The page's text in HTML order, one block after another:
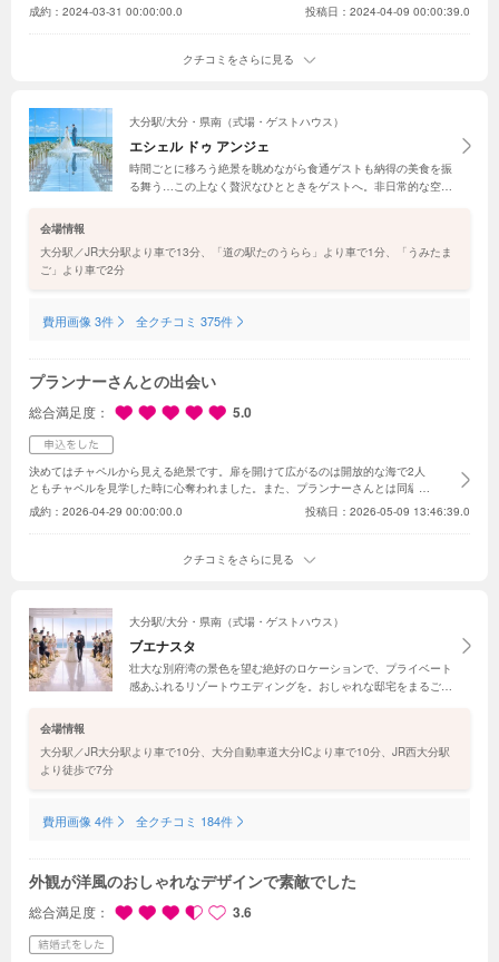
数で設定し、後から増やす方式のほうがいいと思いました。あたたかいアットホ
ームな式をあげたい方には規模感も丁度いいと思うのでおすすめです！
成約： 2024-03-31 00:00:00.0 投稿日：2024-04-09 00:00:39.0
クチコミをさらに見る
大分駅/大分・県南（式場・ゲストハウス）
エシェル ドゥ アンジェ
時間ごとに移ろう絶景を眺めながら食通ゲストも納得の美食を振
る舞う…この上なく贅沢なひとときをゲストへ。非日常的な空間
会場情報
大分駅／JR大分駅より車で13分、「道の駅たのうらら」より車で1分、「うみたま
ご」より車で2分
費用画像 3件 全クチコミ 375件
プランナーさんとの出会い
総合満足度 5.0
決めてはチャペルから見える絶景です。 扉を開けて広がるのは開放的な海で2人
ともチャペルを見学した時に心奪われました。
また、プランナーさんとは同級生
という繋がりもあり、お話していくうちにこの方と結婚式を挙げたいと思うよう
になりました！
やはり会場も大事ですが、プランナーさんと創り上げていく結婚
式だと思っていますので、この出会いは運命だと思い今回この結婚式場で結婚式
元々、12月ごろに結婚式を挙げる予定でブライダル
の良さを活用できないと思い、結婚式の予定日を少し早めて10月ごろに結婚式
を挙げることにしました！これからの結婚式の準備が楽しみでしょうがないで
す！
成約： 2026-04-29 00:00:00.0 投稿日：2026-05-09 13:46:39.0
クチコミをさらに見る
大分駅/大分・県南（式場・ゲストハウス）
ブエナスタ
壮大な別府湾の景色を望む絶好のロケーションで、プライベート
感あふれるリゾートウエディングを。おしゃれな邸宅をまるごと
会場情報
大分駅／JR大分駅より車で10分、大分自動車道大分ICより車で10分、JR西大分駅
より徒歩で7分
費用画像 4件 全クチコミ 184件
外観が洋風のおしゃれなデザインで素敵でした
総合満足度 3.6